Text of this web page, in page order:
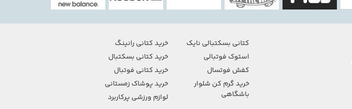
کتانی بسکتبالی نایک
استوک فوتبالی
کفش فوتسال
خرید گرم کن شلوار
باشگاهی
خرید کتانی رانینگ
خرید کتانی بسکتبال
خرید کتانی فوتبال
خرید پوشاک زمستانی
لوازم ورزشی پرکاربرد